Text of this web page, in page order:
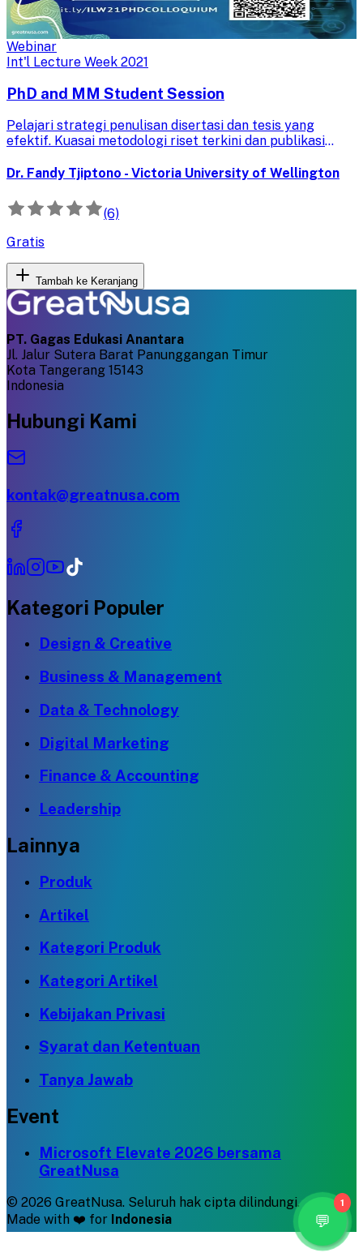
Webinar
Int'l Lecture Week 2021
PhD and MM Student Session
Pelajari strategi penulisan disertasi dan tesis yang
efektif. Kuasai metodologi riset terkini dan publikasi
Dr. Fandy Tjiptono - Victoria University of Wellington
(6)
Gratis
Tambah ke Keranjang
PT. Gagas Edukasi Anantara
Jl. Jalur Sutera Barat Panunggangan Timur
Kota Tangerang 15143
Indonesia
Hubungi Kami
kontak@greatnusa.com
Kategori Populer
Design & Creative
Business & Management
Data & Technology
Digital Marketing
Finance & Accounting
Leadership
Lainnya
Produk
Artikel
Kategori Produk
Kategori Artikel
Kebijakan Privasi
Syarat dan Ketentuan
Tanya Jawab
Event
Microsoft Elevate 2026 bersama
GreatNusa
© 2026 GreatNusa. Seluruh hak cipta dilindungi.
Made with ❤️ for Indonesia
1